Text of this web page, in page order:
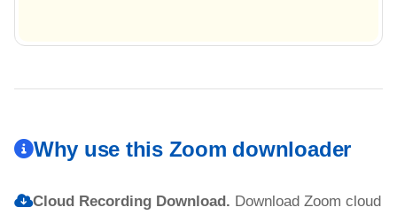
Why use this Zoom downloader
Cloud Recording Download. Download Zoom cloud